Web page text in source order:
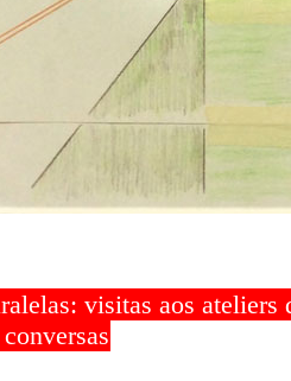
visitas aos ateliers